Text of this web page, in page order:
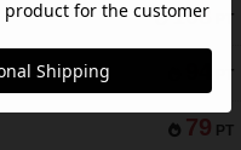
108 PT
PT
79 PT